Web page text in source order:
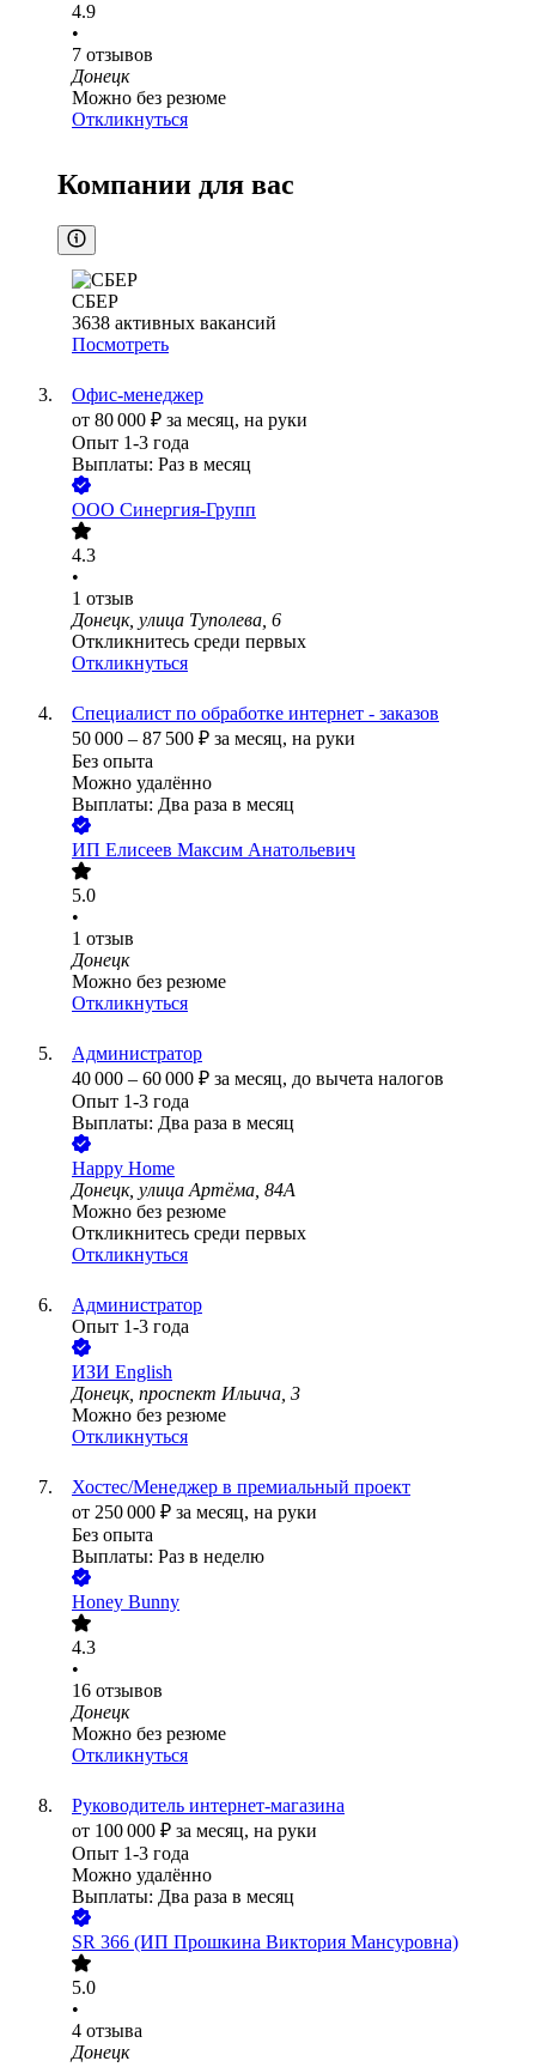
4.9
•
7 отзывов
Донецк
Можно без резюме
Откликнуться
Компании для вас
СБЕР
3638 активных вакансий
Посмотреть
Офис-менеджер
от 80 000 ₽ за месяц, на руки
Опыт 1-3 года
Выплаты: Раз в месяц
ООО Синергия-Групп
4.3
•
1 отзыв
Донецк, улица Туполева, 6
Откликнитесь среди первых
Откликнуться
Специалист по обработке интернет - заказов
50 000 – 87 500 ₽ за месяц, на руки
Без опыта
Можно удалённо
Выплаты: Два раза в месяц
ИП Елисеев Максим Анатольевич
5.0
•
1 отзыв
Донецк
Можно без резюме
Откликнуться
Администратор
40 000 – 60 000 ₽ за месяц, до вычета налогов
Опыт 1-3 года
Выплаты: Два раза в месяц
Happy Home
Донецк, улица Артёма, 84А
Можно без резюме
Откликнитесь среди первых
Откликнуться
Администратор
Опыт 1-3 года
ИЗИ English
Донецк, проспект Ильича, 3
Можно без резюме
Откликнуться
Хостес/Менеджер в премиальный проект
от 250 000 ₽ за месяц, на руки
Без опыта
Выплаты: Раз в неделю
Honey Bunny
4.3
•
16 отзывов
Донецк
Можно без резюме
Откликнуться
Руководитель интернет-магазина
от 100 000 ₽ за месяц, на руки
Опыт 1-3 года
Можно удалённо
Выплаты: Два раза в месяц
SR 366 (ИП Прошкина Виктория Мансуровна)
5.0
•
4 отзыва
Донецк